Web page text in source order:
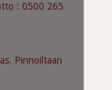
: 0500 265
Pinnoiltaan